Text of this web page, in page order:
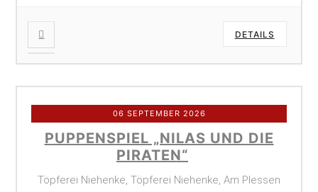
DETAILS
06 SEPTEMBER 2026
PUPPENSPIEL „NILAS UND DIE
PIRATEN“
Töpferei Niehenke, Töpferei Niehenke, Am Plessen